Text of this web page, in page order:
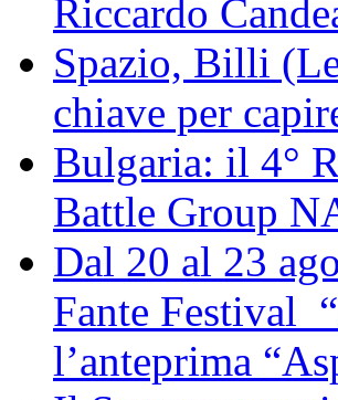
Riccardo
Spazio, Billi
chiave per
Bulgaria: il 4°
Battle Group
Dal 20 al 23
Fante Festival
l’anteprima